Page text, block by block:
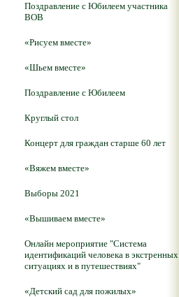
Поздравление с Юбилеем участника
ВОВ
«Рисуем вместе»
«Шьем вместе»
Поздравление с Юбилеем
Круглый стол
Концерт для граждан старше 60 лет
«Вяжем вместе»
Выборы 2021
«Вышиваем вместе»
Онлайн мероприятие "Система
идентификаций человека в экстренных
ситуациях и в путешествиях"
«Детский сад для пожилых»